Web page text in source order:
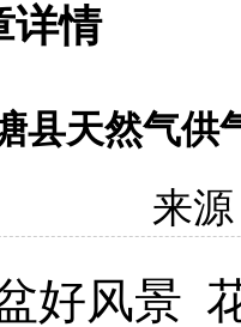
详情
县天然气供
来
好风景